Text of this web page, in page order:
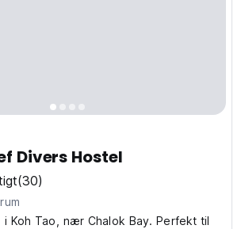
Divers Hostel
(30)
Koh Tao, nær Chalok Bay. Perfekt til